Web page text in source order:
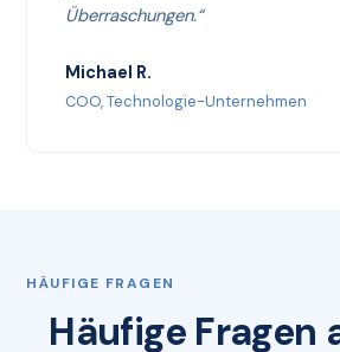
Überraschungen.“
Michael R.
COO, Technologie-Unternehmen
HÄUFIGE FRAGEN
Häufige Fragen